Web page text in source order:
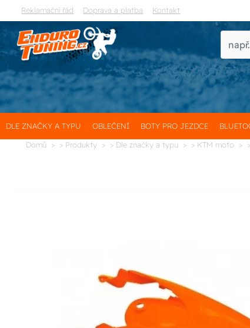
Reklamační řád Doprava a platba Kontakt
DLE ZNAČKY A TYPU OBLEČENÍ BOTY PRO JEZDCE
Domů > Produkty > Dle značky a typu > KTM moto